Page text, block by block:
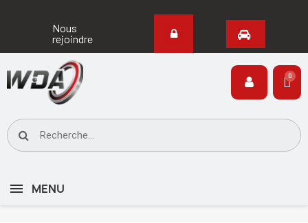
Nous
rejoindre
MENU